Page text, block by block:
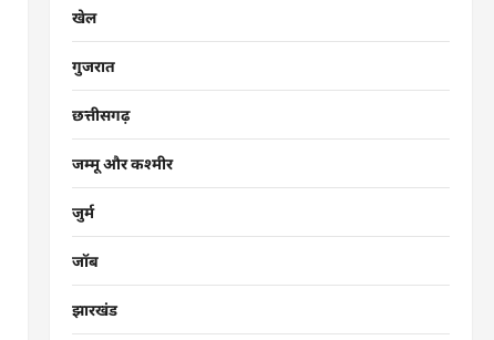
खेल
गुजरात
छत्तीसगढ़
जम्मू और कश्मीर
जुर्म
जॉब
झारखंड